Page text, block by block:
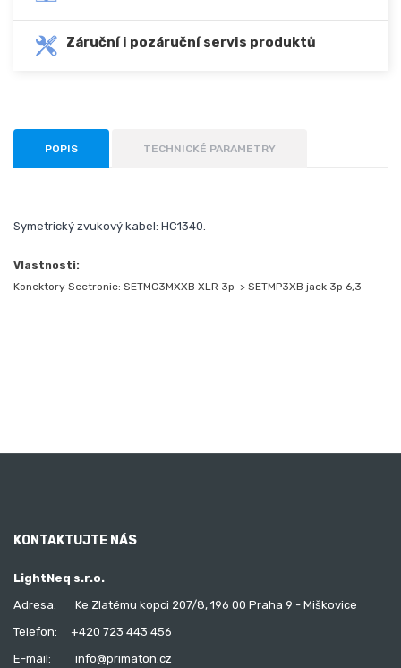
Záruční i pozáruční servis produktů
POPIS TECHNICKÉ PARAMETRY
Symetrický zvukový kabel: HC1340.
Vlastnosti:
Konektory Seetronic: SETMC3MXXB XLR 3p-> SETMP3XB jack 3p 6,3
KONTAKTUJTE NÁS
LightNeq s.r.o.
Adresa:
Ke Zlatému kopci 207/8, 196 00 Praha 9 - Miškovice
Telefon: +420 723 443 456
E-mail:
info@primaton.cz